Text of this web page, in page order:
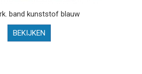
band kunststof blauw
BEKIJKEN